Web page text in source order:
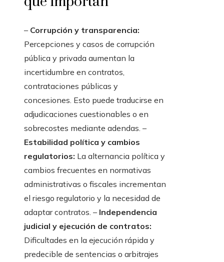
– Corrupción y transparencia:
Percepciones y casos de corrupción
pública y privada aumentan la
incertidumbre en contratos,
contrataciones públicas y
concesiones. Esto puede traducirse en
adjudicaciones cuestionables o en
sobrecostes mediante adendas. –
Estabilidad política y cambios
regulatorios: La alternancia política y
cambios frecuentes en normativas
administrativas o fiscales incrementan
el riesgo regulatorio y la necesidad de
adaptar contratos. – Independencia
judicial y ejecución de contratos:
Dificultades en la ejecución rápida y
predecible de sentencias o arbitrajes